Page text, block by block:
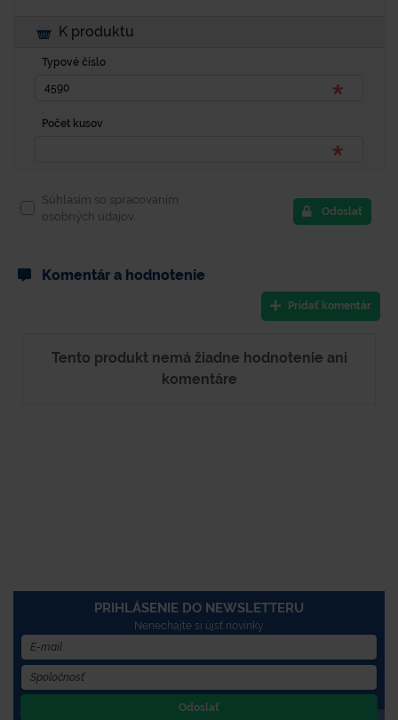
K produktu
Typové číslo
Počet kusov
Súhlasím so spracovaním
osobných údajov.
Odoslať
Komentár a hodnotenie
Pridať komentár
Tento produkt nemá žiadne hodnotenie ani
komentáre
PRIHLÁSENIE DO NEWSLETTERU
Nenechajte si újsť novinky
Odoslať